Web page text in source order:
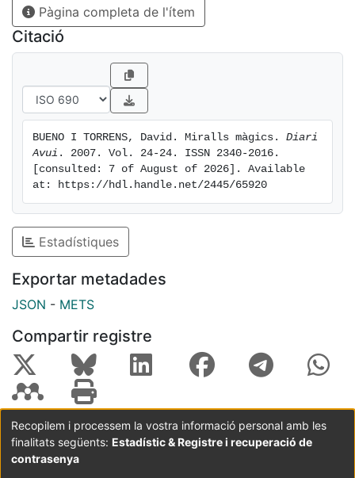
Pàgina completa de l'ítem
Citació
BUENO I TORRENS, David. Miralls màgics. Diari
Avui . 2007. Vol. 24-24. ISSN 2340-2016.
[consulted: 7 of August of 2026]. Available
at: https://hdl.handle.net/2445/65920
Estadístiques
Exportar metadades
JSON - METS
Compartir registre
Coordinació:CRAI UB Avís legal
Metadades
subjectes a:
Recopilem i processem la vostra informació personal amb les
finalitats següents: Estadístic & Registre i recuperació de
contrasenya